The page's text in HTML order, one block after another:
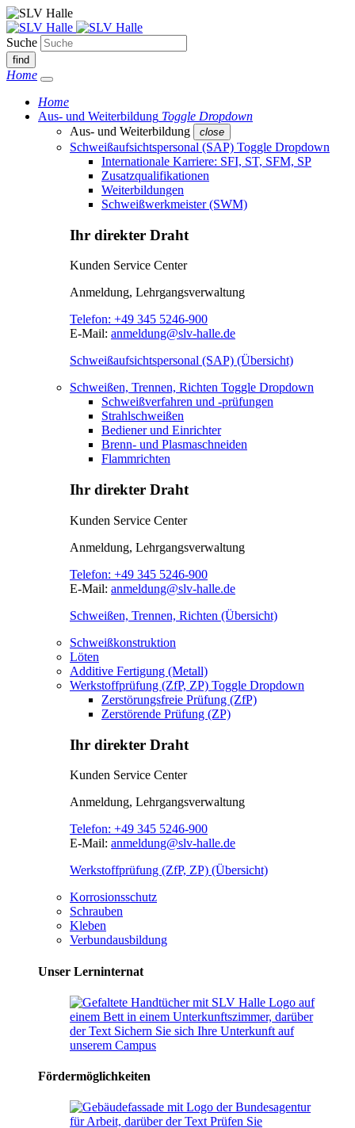
Suche
find
Home
Home
Aus- und Weiterbildung Toggle Dropdown
Aus- und Weiterbildung
close
Schweißaufsichtspersonal (SAP) Toggle Dropdown
Internationale Karriere: SFI, ST, SFM, SP
Zusatzqualifikationen
Weiterbildungen
Schweißwerkmeister (SWM)
Ihr direkter Draht
Kunden Service Center
Anmeldung, Lehrgangsverwaltung
Telefon: +49 345 5246-900
E-Mail: anmeldung@slv-halle.de
Schweißaufsichtspersonal (SAP) (Übersicht)
Schweißen, Trennen, Richten Toggle Dropdown
Schweißverfahren und -prüfungen
Strahlschweißen
Bediener und Einrichter
Brenn- und Plasmaschneiden
Flammrichten
Ihr direkter Draht
Kunden Service Center
Anmeldung, Lehrgangsverwaltung
Telefon: +49 345 5246-900
E-Mail: anmeldung@slv-halle.de
Schweißen, Trennen, Richten (Übersicht)
Schweißkonstruktion
Löten
Additive Fertigung (Metall)
Werkstoffprüfung (ZfP, ZP) Toggle Dropdown
Zerstörungsfreie Prüfung (ZfP)
Zerstörende Prüfung (ZP)
Ihr direkter Draht
Kunden Service Center
Anmeldung, Lehrgangsverwaltung
Telefon: +49 345 5246-900
E-Mail: anmeldung@slv-halle.de
Werkstoffprüfung (ZfP, ZP) (Übersicht)
Korrosionsschutz
Schrauben
Kleben
Verbundausbildung
Unser Lerninternat
Fördermöglichkeiten